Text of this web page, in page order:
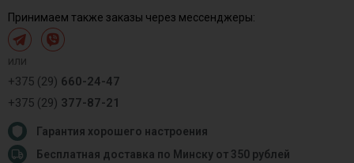
Принимаем также заказы через мессенджеры:
или
+375 (29) 660-24-47
+375 (29) 377-87-21
Гарантия хорошего настроения
Бесплатная доставка по Минску от 350 рублей